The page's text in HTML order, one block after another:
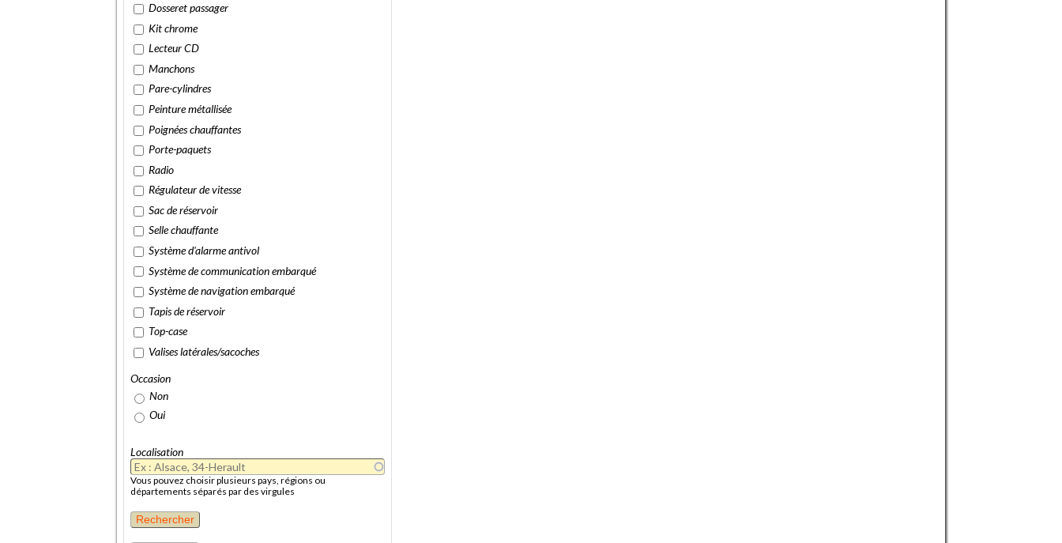
Dosseret passager
Kit chrome
Lecteur CD
Manchons
Pare-cylindres
Peinture métallisée
Poignées chauffantes
Porte-paquets
Radio
Régulateur de vitesse
Sac de réservoir
Selle chauffante
Système d'alarme antivol
Système de communication embarqué
Système de navigation embarqué
Tapis de réservoir
Top-case
Valises latérales/sacoches
Occasion
Non
Oui
Localisation
Vous pouvez choisir plusieurs pays, régions ou
départements séparés par des virgules